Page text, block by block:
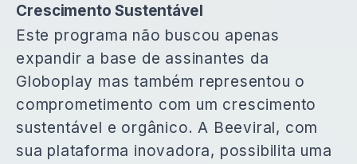
Crescimento Sustentável
Este programa não buscou apenas
expandir a base de assinantes da
Globoplay mas também representou o
comprometimento com um crescimento
sustentável e orgânico. A Beeviral, com
sua plataforma inovadora, possibilita uma